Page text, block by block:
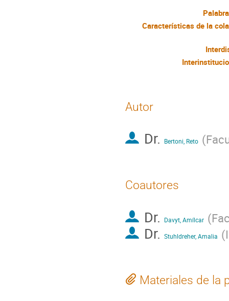
Autor
Dr. Bertoni, Reto (
Coautores
Dr. Davyt, Amílcar (
Dr. Stuhldreher, Amalia (
Materiales de la